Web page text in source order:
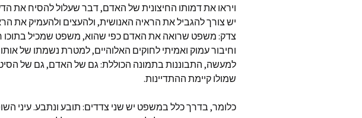
ויראו את דמותו החיצונית של האדם, דבר שעלול להסיח את
יש צורך להגביל את הראיה האנושית, ולהעצים ולהעמיק את
צדק: משפט שרואה את האדם כפי שהוא, משפט שמכיל בתוכו
וחיבור עמוק ואמיתי לחוקים האלוהיים, למטרת נשמתו של אותו
למעשה, התבוננות בתמונה הכוללת: גם של האדם, גם של
שמולו קיימת ההתדיינות.
כלומר, בדרך כלל במשפט יש שני צדדים: תובע ונתבע. עיני